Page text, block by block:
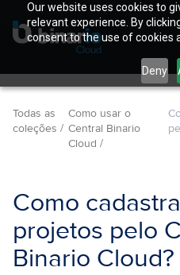
Our website uses cookies to
relevant experience. By
consent to the use of cookies
Deny
Todas as
coleções /
Como usar o
Central Binario
Cloud /
Como
projetos pelo
Binario Cloud?